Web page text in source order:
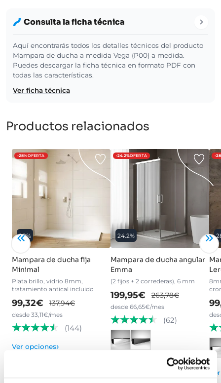
Consulta la ficha técnica
Aquí encontrarás todos los detalles técnicos del producto
Mampara de ducha a medida Vega (P00) a medida.
Puedes descargar la ficha técnica en formato PDF con
todas las características.
Ver ficha técnica
Productos relacionados
-28%OFERTA
28%
Mampara de ducha fija
Minimal
Plata brillo, vidrio 8mm,
tratamiento antical incluido
99,32€ 137,94€
desde 33,11€/mes
(144)
Ver opciones›
-24.2%OFERTA
24.2%
Mampara de ducha angular
Emma
(2 fijos + 2 correderas), 6 mm
199,95€ 263,78€
desde 66,65€/mes
(62)
-